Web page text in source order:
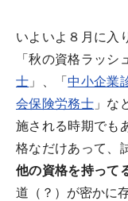
いよいよ８月に入
「秋の資格ラッ
士 」、「中小企業
会保険労務士 」な
施される時期でも
格なだけあって、
他の資格を持って
道（？）が密かに